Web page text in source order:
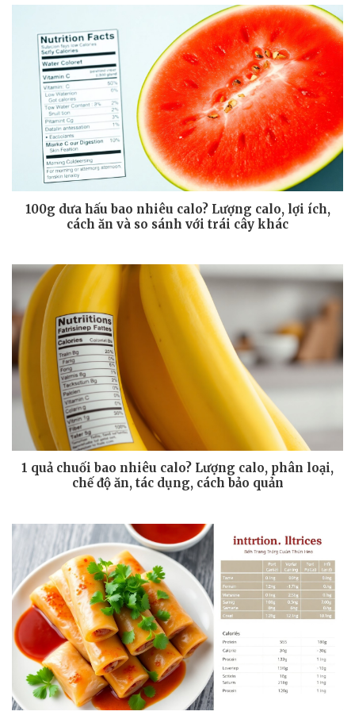
100g dưa hấu bao nhiêu calo? Lượng calo, lợi ích,
cách ăn và so sánh với trái cây khác
1 quả chuối bao nhiêu calo? Lượng calo, phân loại,
chế độ ăn, tác dụng, cách bảo quản